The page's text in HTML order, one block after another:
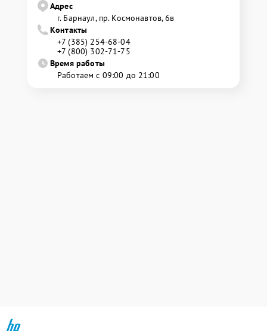
Адрес
г. Барнаул, ​пр. Космонавтов, 6в
Контакты
+7 (385) 254-68-04
+7 (800) 302-71-75
Время работы
Работаем с 09:00 до 21:00